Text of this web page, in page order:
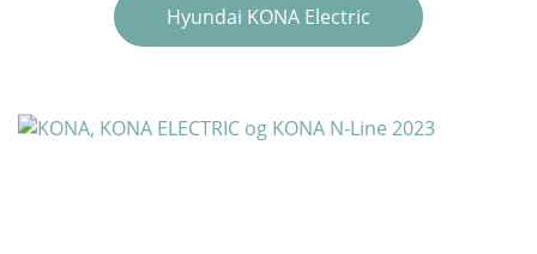
Hyundai KONA Electric